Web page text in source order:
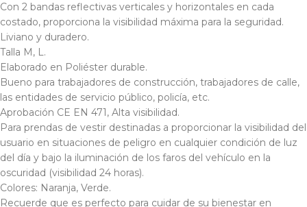
Con 2 bandas reflectivas verticales y horizontales en cada
costado, proporciona la visibilidad máxima para la seguridad.
Liviano y duradero.
Talla M, L.
Elaborado en Poliéster durable.
Bueno para trabajadores de construcción, trabajadores de calle,
las entidades de servicio público, policía, etc.
Aprobación CE EN 471, Alta visibilidad.
Para prendas de vestir destinadas a proporcionar la visibilidad del
usuario en situaciones de peligro en cualquier condición de luz
del día y bajo la iluminación de los faros del vehículo en la
oscuridad (visibilidad 24 horas).
Colores: Naranja, Verde.
Recuerde que es perfecto para cuidar de su bienestar en